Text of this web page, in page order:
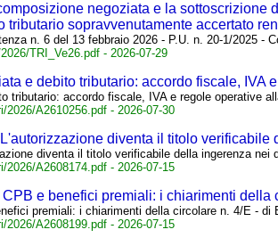
negoziata e la
tributario sopravvenutamente accertato
n. 6 del 13 febbraio 2026 - P.U. n. 20-1/2025
TRI_Ve26.pdf - 2026-07-29
e debito tributario: accordo fiscale, IVA
tributario: accordo fiscale, IVA e regole operative
2026/A2610256.pdf - 2026-07-30
diventa il titolo
diventa il titolo verificabile della ingerenza nei
2026/A2608174.pdf - 2026-07-15
CPB e benefici premiali: i chiarimenti della
premiali: i chiarimenti della circolare n. 4/E - di
2026/A2608199.pdf - 2026-07-15